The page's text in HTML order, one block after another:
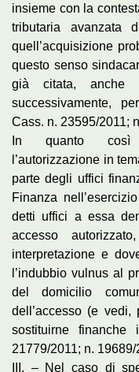
insieme con la
tributaria avanzata
quell’acquisizione
questo senso
già citata, anche
successivamente,
Cass. n. 23595/2011;
In quanto così
l’autorizzazione in
parte degli uffici
Finanza
detti uffici a essa
accesso
interpretazione e
l’indubbio vulnus al
del domicilio
dell’accesso (e
sostituirne finanche
21779/2011; n. 19689/
III. – Nel caso di